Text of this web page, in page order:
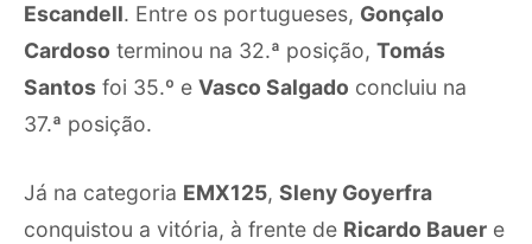
Escandell. Entre os portugueses, Gonçalo
Cardoso terminou na 32.ª posição, Tomás
Santos foi 35.º e Vasco Salgado concluiu na
37.ª posição.
Já na categoria EMX125, Sleny Goyerfra
conquistou a vitória, à frente de Ricardo Bauer e